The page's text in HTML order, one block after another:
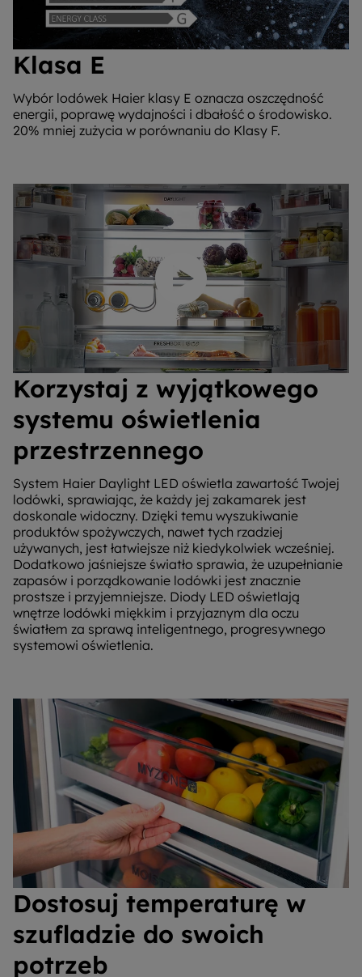
Klasa E
Wybór lodówek Haier klasy E oznacza oszczędność
energii, poprawę wydajności i dbałość o środowisko.
20% mniej zużycia w porównaniu do Klasy F.
Odtwórz wideo
Korzystaj z wyjątkowego
systemu oświetlenia
przestrzennego
System Haier Daylight LED oświetla zawartość Twojej
lodówki, sprawiając, że każdy jej zakamarek jest
doskonale widoczny. Dzięki temu wyszukiwanie
produktów spożywczych, nawet tych rzadziej
używanych, jest łatwiejsze niż kiedykolwiek wcześniej.
Dodatkowo jaśniejsze światło sprawia, że uzupełnianie
zapasów i porządkowanie lodówki jest znacznie
prostsze i przyjemniejsze. Diody LED oświetlają
wnętrze lodówki miękkim i przyjaznym dla oczu
światłem za sprawą inteligentnego, progresywnego
systemowi oświetlenia.
Dostosuj temperaturę w
szufladzie do swoich
potrzeb